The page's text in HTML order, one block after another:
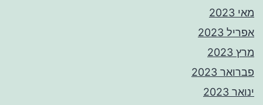
מאי 2023
אפריל 2023
מרץ 2023
פברואר 2023
ינואר 2023